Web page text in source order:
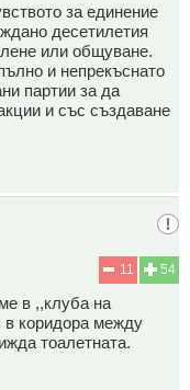
за единение
десетилетия
или общуване.
и непрекъснато
партии за да
и със създаване
54
11
в ,,клуба на
в коридора между
тоалетната.